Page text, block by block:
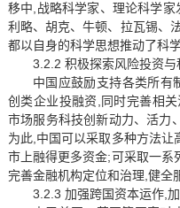
移中,战略科学家、理论科学
利略、胡克、牛顿、拉瓦锡、
都以自身的科学思想推动了科
3.2.2 积极探索风险投资
中国应鼓励支持各类所有
创类企业投融资,同时完善相
市场服务科技创新动力、活力
为此,中国可以采取多种方法
市上融得更多资金;可采取一系
完善金融机构定位和治理,健全
3.2.3 加强跨国资本运作,